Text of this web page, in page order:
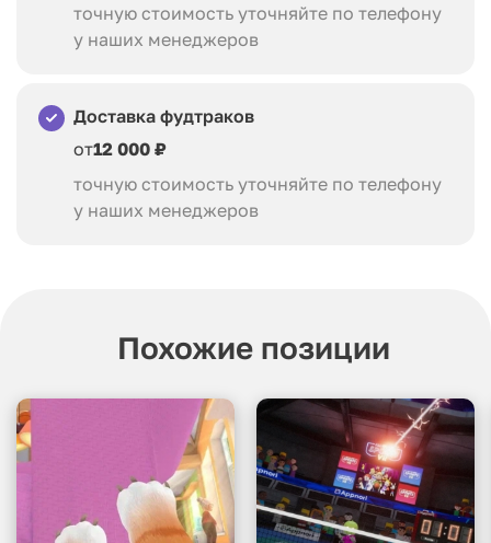
точную стоимость уточняйте по телефону
у наших менеджеров
Доставка фудтраков
от12 000 ₽
точную стоимость уточняйте по телефону
у наших менеджеров
Похожие позиции